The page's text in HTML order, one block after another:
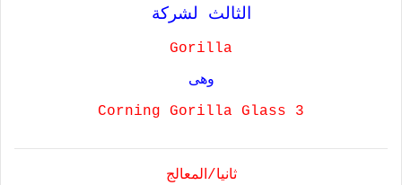
الثالث لشركة
Gorilla
وهى
Corning Gorilla Glass 3
ثانيا/المعالج